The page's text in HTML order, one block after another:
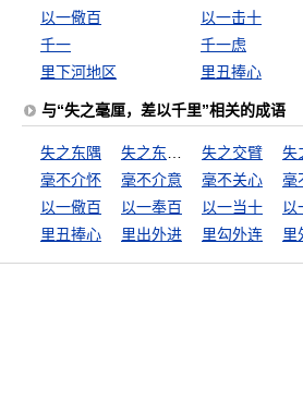
以一儆百
以一击十
千一
千一虑
里下河地区
里丑捧心
与“失之毫厘，差以千里”相关的成语
失之东隅 失之交臂
毫不介怀
毫不介意 毫不关心
以一儆百
以一奉百 以一当十 以
里丑捧心
里出外进 里勾外连 里